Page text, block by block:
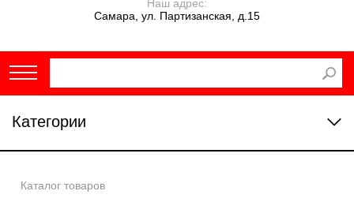
Наш адрес:
Самара, ул. Партизанская, д.15
Категории
Каталог товаров